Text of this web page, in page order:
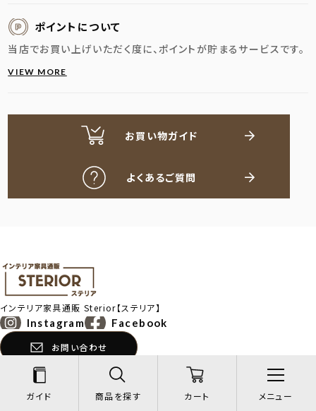
ポイントについて
当店でお買い上げいただく度に、ポイントが貯まるサービスです。
VIEW MORE
お買い物ガイド
よくあるご質問
インテリア家具通販Sterior【ステリア】
Instagram Facebook
お問い合わせ